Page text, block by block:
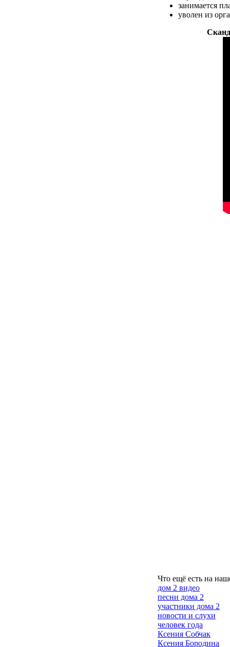
занимается
уволен из
Что ещё есть на
дом 2 видео
песни дома 2
участники дома 2
новости и слухи
человек года
Ксения Собчак
Ксения Бородина